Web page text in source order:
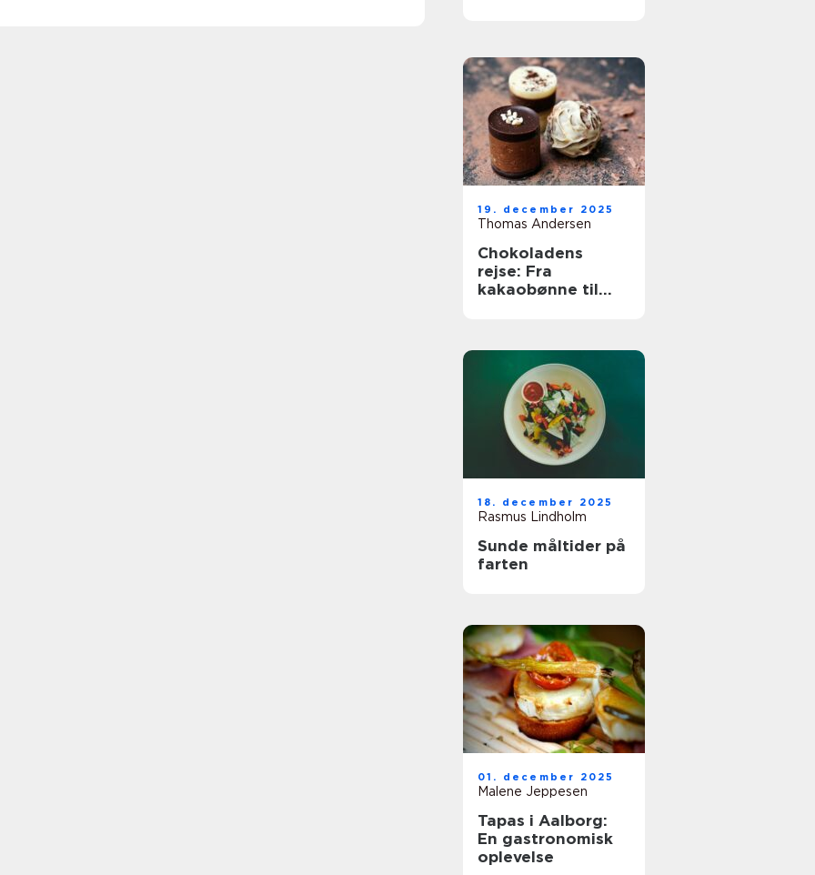
19. december 2025
Thomas Andersen
Chokoladens
rejse: Fra
kakaobønne til
18. december 2025
Rasmus Lindholm
Sunde måltider på
farten
01. december 2025
Malene Jeppesen
Tapas i Aalborg:
En gastronomisk
oplevelse